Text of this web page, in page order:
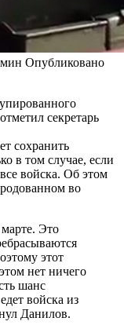
Опубликовано
секретарь
сохранить
в том случае, если
войска. Об этом
во
Это
этот
нет ничего
шанс
войска из
Данилов.